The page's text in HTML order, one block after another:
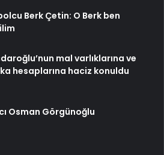
Berk Çetin: O Berk ben
mal varlıklarına ve
hesaplarına haciz konuldu
Osman Görgünoğlu